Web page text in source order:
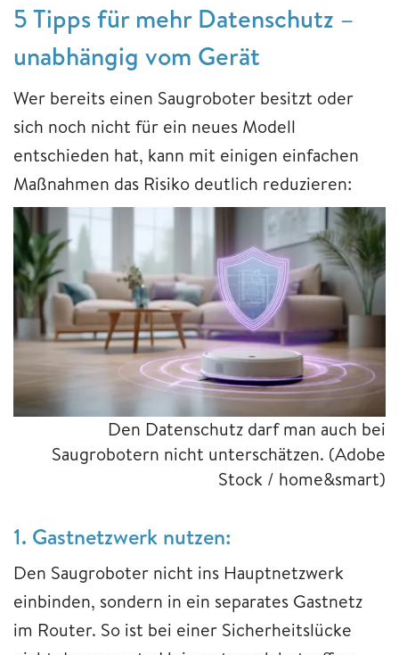
5 Tipps für mehr Datenschutz –
unabhängig vom Gerät
Wer bereits einen Saugroboter besitzt oder
sich noch nicht für ein neues Modell
entschieden hat, kann mit einigen einfachen
Maßnahmen das Risiko deutlich reduzieren:
Den Datenschutz darf man auch bei
Saugrobotern nicht unterschätzen. (Adobe
Stock / home&smart)
1. Gastnetzwerk nutzen:
Den Saugroboter nicht ins Hauptnetzwerk
einbinden, sondern in ein separates Gastnetz
im Router. So ist bei einer Sicherheitslücke